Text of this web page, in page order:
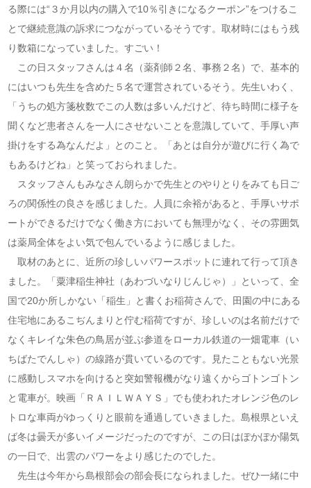
る際には“３か月以内の購入で10％引きになるクーポン”をつけるこ
とで継続意識の訴求につながっているそうです。取材時にはもう残
り数箱になっていました。すごい！
この日スタッフさんは４名（薬剤師２名、事務２名）で、基本的
にはいつも先生を含めた５名で運営されているそう。先生いわく、
「うちの処方箋枚数でこの人数は多いんだけど、待ち時間に様子を
聞くなど患者さんを一人にさせないことを意識していて、手厚い声
掛けをする為なんだよ」とのこと。「あとは自分が遊びに行く為で
もあるけどね」と笑っておられました。
スタッフさんもみなさん朗らかで先生とのやりとりをみても日ご
ろの関係性の良さを感じました。人員に余裕があると、手厚いサポ
ートができるだけでなく働き方においても無理がなく、その雰囲気
は薬局全体をよい気で包んでいるように感じました。
取材のあとに、近所の珍しいパワースポットに連れて行って頂き
ました。「粟津稲生神社（あわづいなりじんじゃ）」といって、全
国で20か所しかない「稲生」と書くお稲荷さんで、田園の中にある
住宅地にあるこぢんまりと佇む稲荷ですが、珍しいのは名前だけで
なくキレイな朱色の鳥居が並ぶ参道をローカル鉄道の一畑電車（い
ちばたでんしゃ）の線路が貫いているのです。見たこともない光景
に感動しスマホを向けると突如警報機がなり遠くからゴトンゴトン
と電車が。映画「ＲＡＩＬＷＡＹＳ」でも使われたオレンジ色のレ
トロな車両がゆっくりと眼前を通過していきました。島根県といえ
ば冬は曇天が多いイメージだったのですが、この日はぽかぽか陽気
の一日で、出雲のパワーをより感じたのでした。
先生は今年から島根部会の部会長になられました。ぜひ一緒に中